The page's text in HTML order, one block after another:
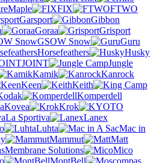
FIX
FTWO
Garsport
Gibbon
Goraa
Grisport
GSOW Snow
Guru
Horsefeathers
Husky
JOINT
Jungle
Kamik
Kanrock
Keen
Keith
Komperdell
Kovea
Krok
La Sportiva
Lanex
Luhta
Mac in
Mammut
Matt
Membrane Solutions
Mico
MontBell